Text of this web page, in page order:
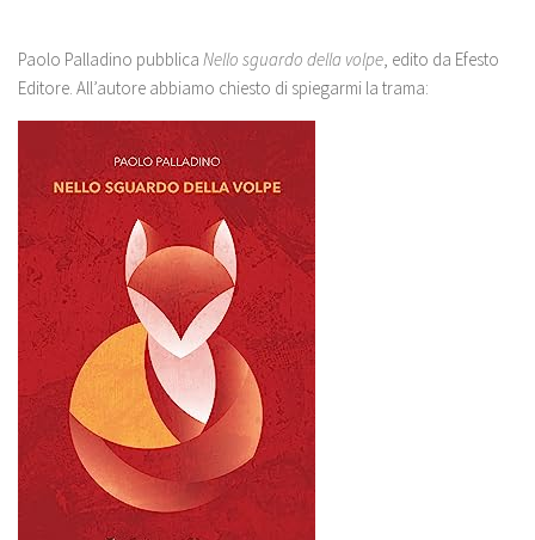
Paolo Palladino pubblica Nello sguardo della volpe , edito da Efesto
Editore. All’autore abbiamo chiesto di spiegarmi la trama: